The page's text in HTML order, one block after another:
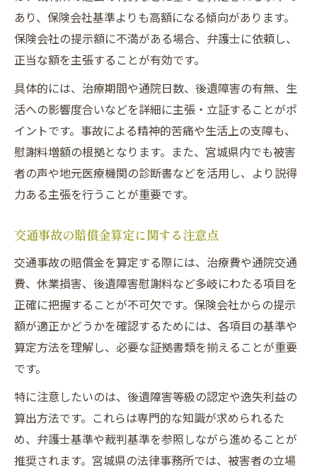
あり、保険会社基準よりも高額になる傾向があります。
保険会社の提示額に不満がある場合、弁護士に依頼し、
正当な額を主張することが有効です。
具体的には、治療期間や通院日数、後遺障害の有無、生
活への影響度合いなどを詳細に主張・立証することがポ
イントです。事故による精神的苦痛や生活上の支障も、
慰謝料増額の根拠となります。また、宮城県内でも被害
者の声や地元医療機関の診断書などを活用し、より説得
力ある主張を行うことが重要です。
交通事故の賠償金算定に関する注意点
交通事故の賠償金を算定する際には、治療費や通院交通
費、休業損害、後遺障害慰謝料など多岐にわたる項目を
正確に把握することが不可欠です。保険会社からの提示
額が適正かどうかを確認するためには、各項目の基準や
算定方法を理解し、必要な証拠書類を揃えることが重要
です。
特に注意したいのは、後遺障害等級の認定や逸失利益の
算出方法です。これらは専門的な知識が求められるた
め、弁護士基準や裁判基準を参照しながら進めることが
推奨されます。宮城県の法律事務所では、被害者の立場